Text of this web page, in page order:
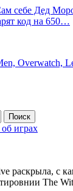
себе Дед
код на 650…
Overwatch,
играх
раскрыла, с
The